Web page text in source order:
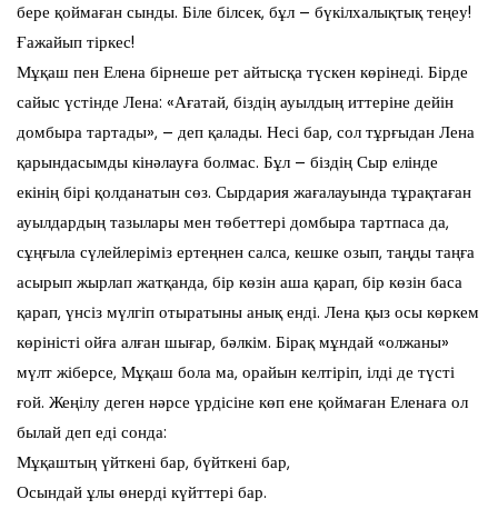
бере қоймаған сынды. Біле білсек, бұл – бүкілхалықтық теңеу!
Ғажайып тіркес!
Мұқаш пен Елена бірнеше рет айтысқа түскен көрінеді. Бірде
сайыс үстінде Лена: «Ағатай, біздің ауылдың иттеріне дейін
домбыра тартады», – деп қалады. Несі бар, сол тұрғыдан Лена
қарындасымды кінәлауға болмас. Бұл – біздің Сыр елінде
екінің бірі қолданатын сөз. Сырдария жағалауында тұрақтаған
ауылдардың тазылары мен төбеттері домбыра тартпаса да,
сұңғыла сүлейлеріміз ертеңнен салса, кешке озып, таңды таңға
асырып жырлап жатқанда, бір көзін аша қарап, бір көзін баса
қарап, үнсіз мүлгіп отыратыны анық енді. Лена қыз осы көркем
көріністі ойға алған шығар, бәлкім. Бірақ мұндай «олжаны»
мүлт жіберсе, Мұқаш бола ма, орайын келтіріп, ілді де түсті
ғой. Жеңілу деген нәрсе үрдісіне көп ене қоймаған Еленаға ол
былай деп еді сонда:
Мұқаштың үйткені бар, бүйткені бар,
Осындай ұлы өнерді күйттері бар.